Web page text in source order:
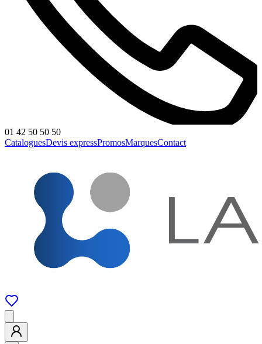
01 42 50 50 50
CataloguesDevis expressPromosMarquesContact